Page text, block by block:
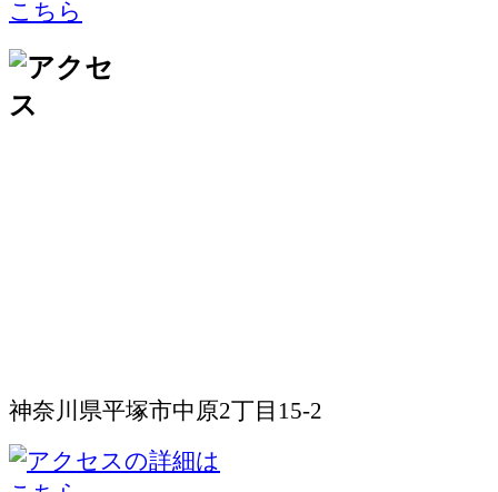
神奈川県平塚市中原2丁目15-2